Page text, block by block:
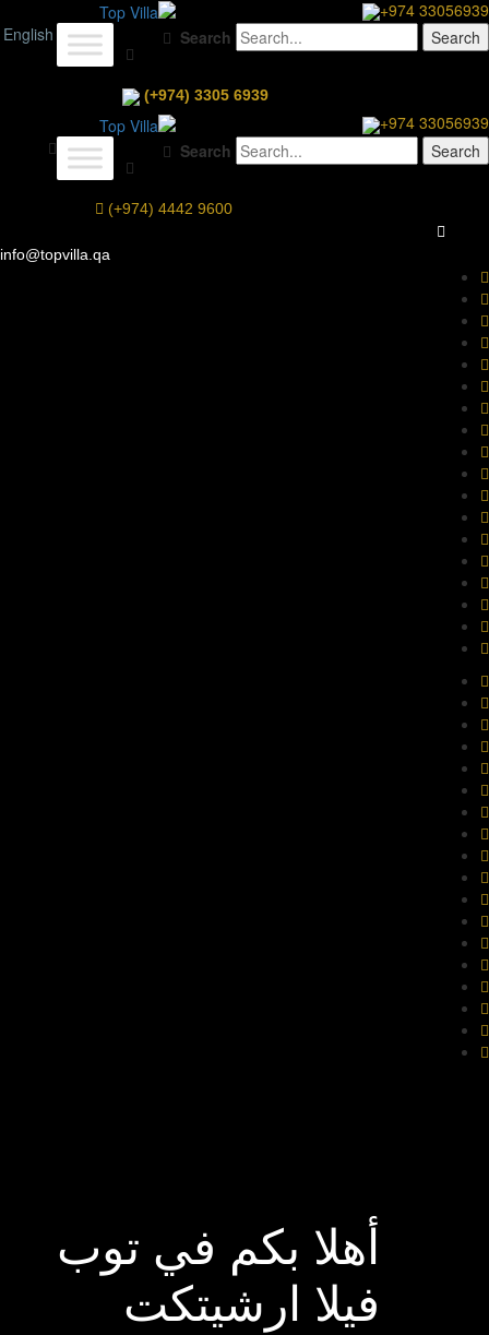
+974 33056939
Search
English
(+974) 3305 6939
+974 33056939
Search
(+974) 4442 9600
info@topvilla.qa
أهلا بكم في توب
فيلا ارشيتكت